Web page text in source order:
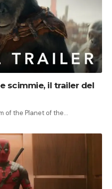
scimmie, il trailer del
of the Planet of the…